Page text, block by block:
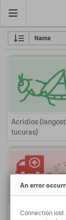
Acridios
tucuras)
Brotes de
An error
Connection